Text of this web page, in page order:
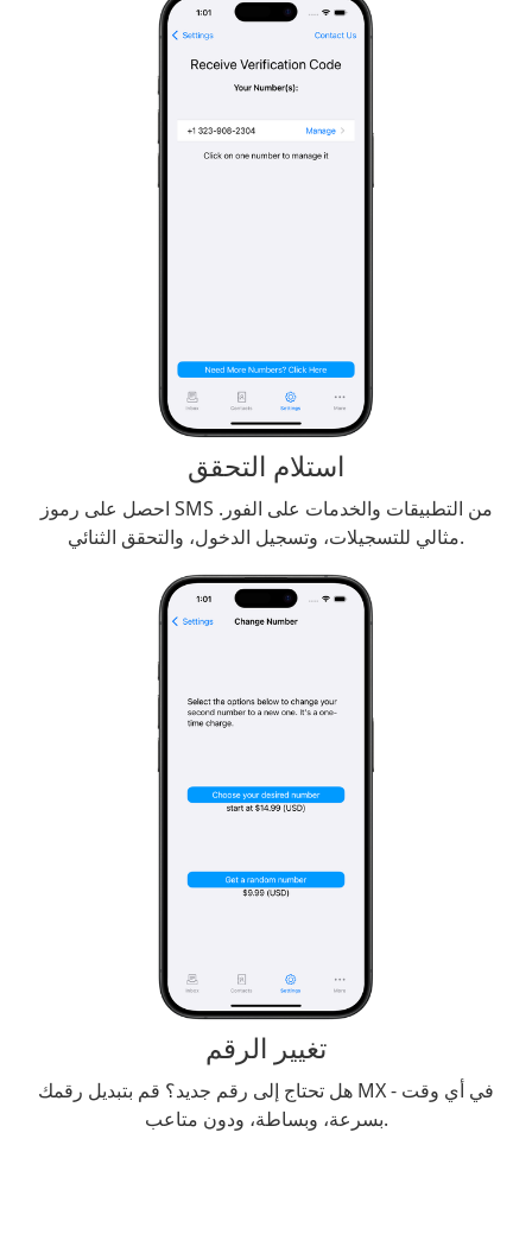
استلام التحقق
احصل على رموز SMS من التطبيقات والخدمات على الفور.
مثالي للتسجيلات، وتسجيل الدخول، والتحقق الثنائي.
تغيير الرقم
هل تحتاج إلى رقم جديد؟ قم بتبديل رقمك MX في أي وقت -
بسرعة، وبساطة، ودون متاعب.